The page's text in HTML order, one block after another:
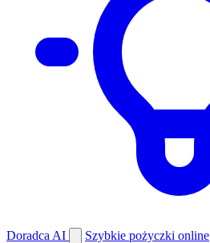
Doradca AI Szybkie pożyczki online